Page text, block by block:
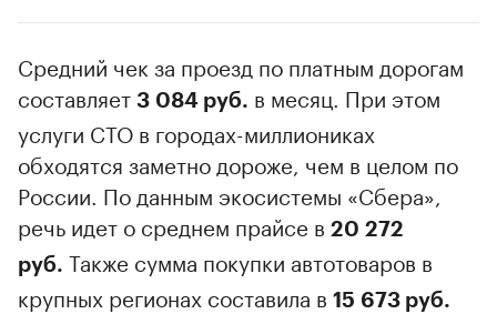
Средний чек за проезд по платным дорогам
составляет 3 084 руб. в месяц. При этом
услуги СТО в городах-миллиониках
обходятся заметно дороже, чем в целом по
России. По данным экосистемы «Сбера»,
речь идет о среднем прайсе в 20 272
руб. Также сумма покупки автотоваров в
крупных регионах составила в 15 673 руб.